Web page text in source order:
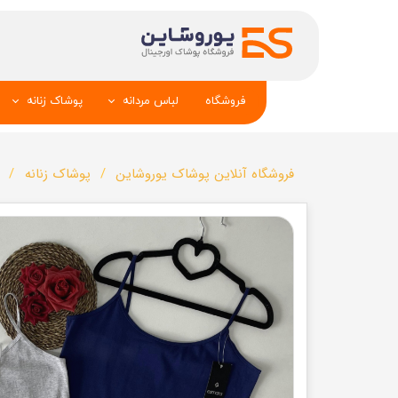
فروشگاه لباس مردانه
تک کت و جلیقه
شلوار
تاپ و شلوارک
کیف و کفش
سویشرت_بلوز_هودی
پوشاک زنانه
تونیک و
تاپ
شال و کلاه
تیشرت
شلوار زنانه
لباس زیر
فروشگاه آنلاین پوشاک یوروشاین پوشاک زنانه